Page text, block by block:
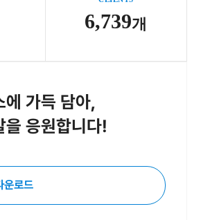
6,739개
에 가득 담아,
을 응원합니다!
운로드